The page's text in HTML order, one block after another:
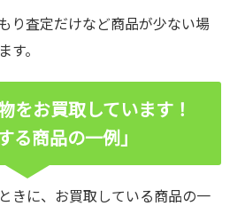
り査定だけなど商品が少ない場
す。
をお買取しています！
る商品の一例」
きに、お買取している商品の一